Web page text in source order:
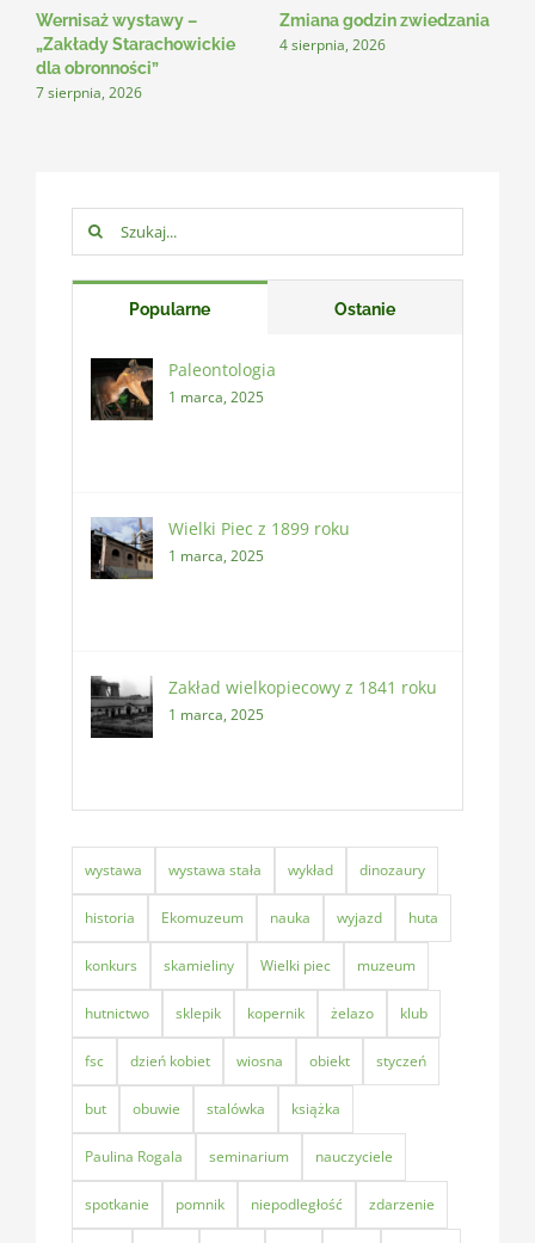
Szukaj:
Popularne Ostanie
Paleontologia
1 marca, 2025
Wielki Piec z 1899 roku
1 marca, 2025
Zakład wielkopiecowy z 1841 roku
1 marca, 2025
wystawa wystawa stała wykład dinozaury
historia Ekomuzeum nauka wyjazd huta
konkurs skamieliny Wielki piec muzeum
hutnictwo sklepik kopernik żelazo klub
fsc dzień kobiet wiosna obiekt styczeń
but obuwie stalówka książka
Paulina Rogala seminarium nauczyciele
spotkanie pomnik niepodległość zdarzenie
Wernisaż wystawy –
„Zakłady Starachowickie
dla obronności”
7 sierpnia, 2026
Zmiana godzin zwiedzania
4 sierpnia, 2026